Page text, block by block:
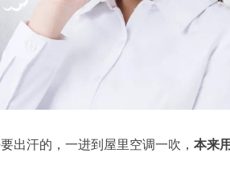
出汗的，一进到屋里空调一吹， 本来